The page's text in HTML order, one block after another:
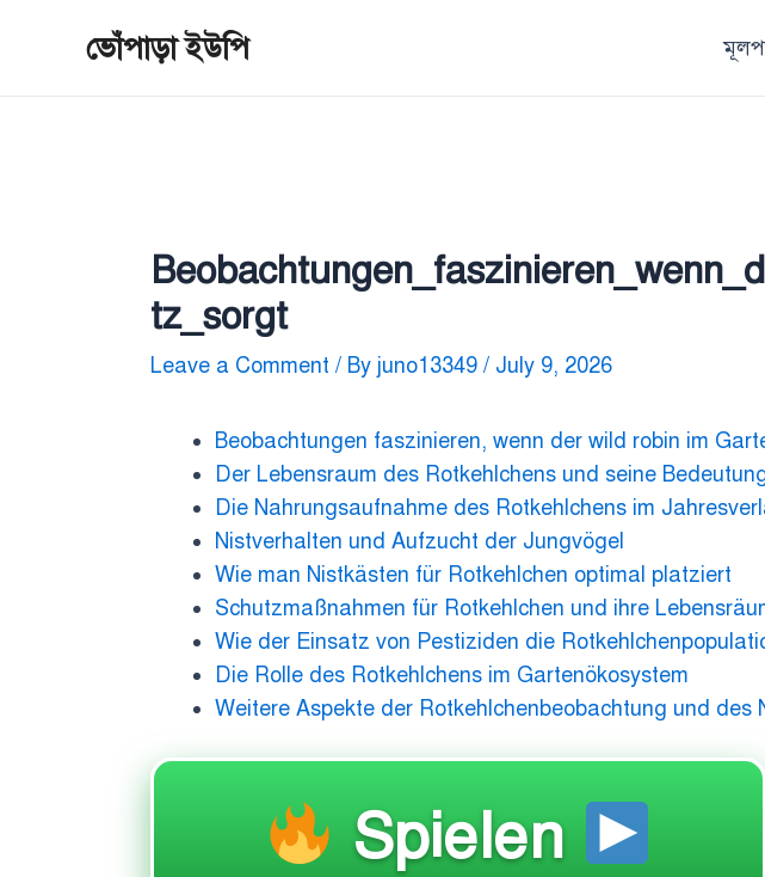
ভোঁপাড়া ইউপি
tz_sorgt
Leave a Comment / By juno13349 / July 9, 2026
Beobachtungen faszinieren, wenn der wild robin im
Der Lebensraum des Rotkehlchens und seine
Die Nahrungsaufnahme des Rotkehlchens im
Nistverhalten und Aufzucht der Jungvögel
Wie man Nistkästen für Rotkehlchen optimal platziert
Schutzmaßnahmen für Rotkehlchen und ihre
Wie der Einsatz von Pestiziden die
Die Rolle des Rotkehlchens im Gartenökosystem
Weitere Aspekte der Rotkehlchenbeobachtung und des
Spielen
navigation